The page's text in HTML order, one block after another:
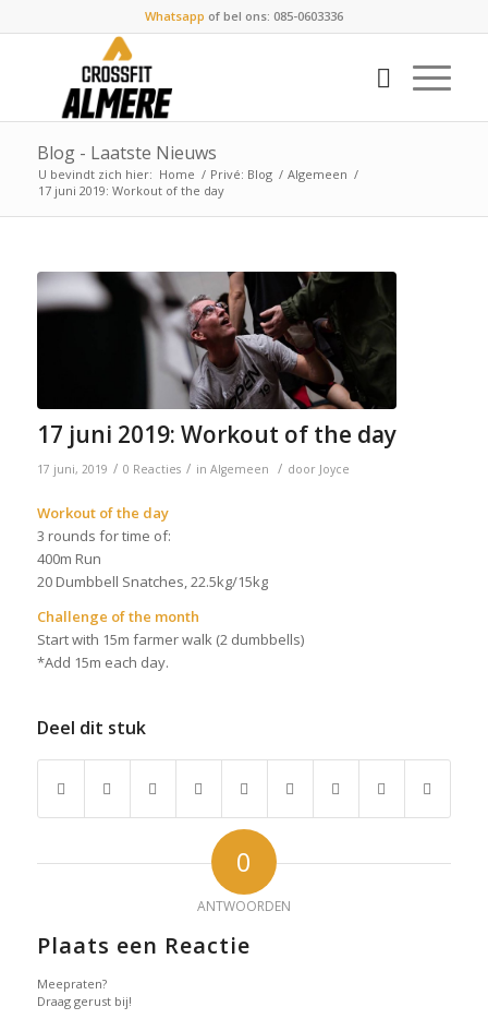
Whatsapp of bel ons: 085-0603336
Blog - Laatste Nieuws
U bevindt zich hier: Home / Privé: Blog / Algemeen /
17 juni 2019: Workout of the day
17 juni 2019: Workout of the day
17 juni, 2019 / 0 Reacties / in Algemeen / door Joyce
Workout of the day
3 rounds for time of:
400m Run
20 Dumbbell Snatches, 22.5kg/15kg
Challenge of the month
Start with 15m farmer walk (2 dumbbells)
*Add 15m each day.
Deel dit stuk
0
ANTWOORDEN
Plaats een Reactie
Meepraten?
Draag gerust bij!